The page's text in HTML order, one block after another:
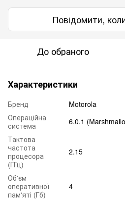
Повідомити,
До обраного
Характеристики
Бренд
Motorola
Операційна
система
6.0.1
Тактова
частота
процесора
(ГГц)
2.15
Об'єм
оперативної
пам'яті (Гб)
4